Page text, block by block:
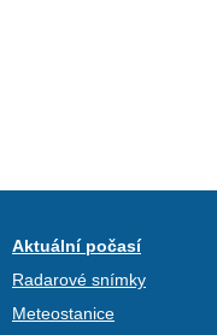
Aktuální počasí
Radarové snímky
Meteostanice